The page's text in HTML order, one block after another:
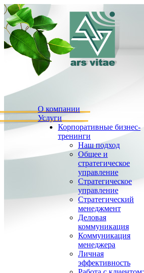
О компании
Услуги
Корпоративные бизнес-
тренинги
Наш подход
Общее и
стратегическое
управление
Стратегическое
управление
Стратегический
менеджмент
Деловая
коммуникация
Коммуникация
менеджера
Личная
эффективность